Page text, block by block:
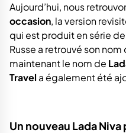
Aujourd’hui, nous
occasion, la version
qui est produit en série
Russe a retrouvé son
maintenant le nom de
Travel a également été
Un nouveau Lada